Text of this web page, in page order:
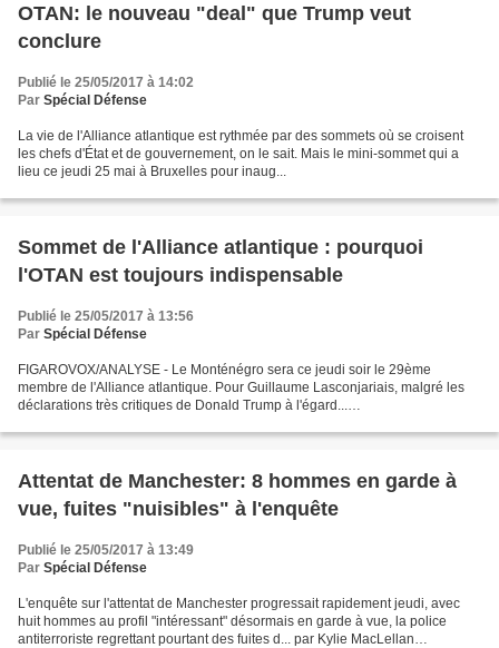
OTAN: le nouveau "deal" que Trump veut
conclure
Publié le 25/05/2017 à 14:02
Par Spécial Défense
La vie de l'Alliance atlantique est rythmée par des sommets où se croisent
les chefs d'État et de gouvernement, on le sait. Mais le mini-sommet qui a
lieu ce jeudi 25 mai à Bruxelles pour inaug...
Sommet de l'Alliance atlantique : pourquoi
l'OTAN est toujours indispensable
Publié le 25/05/2017 à 13:56
Par Spécial Défense
FIGAROVOX/ANALYSE - Le Monténégro sera ce jeudi soir le 29ème
membre de l'Alliance atlantique. Pour Guillaume Lasconjariais, malgré les
déclarations très critiques de Donald Trump à l'égard...
Attentat de Manchester: 8 hommes en garde à
vue, fuites "nuisibles" à l'enquête
Publié le 25/05/2017 à 13:49
Par Spécial Défense
L'enquête sur l'attentat de Manchester progressait rapidement jeudi, avec
huit hommes au profil "intéressant" désormais en garde à vue, la police
antiterroriste regrettant pourtant des fuites d... par Kylie MacLellan